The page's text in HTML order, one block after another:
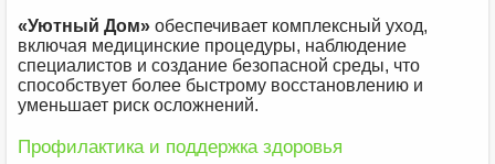
«Уютный Дом» обеспечивает комплексный уход,
включая медицинские процедуры, наблюдение
специалистов и создание безопасной среды, что
способствует более быстрому восстановлению и
уменьшает риск осложнений.
Профилактика и поддержка здоровья